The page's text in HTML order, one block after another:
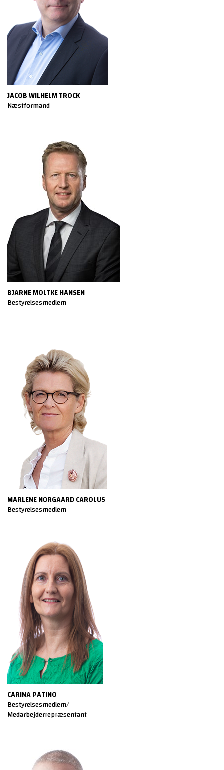
JACOB WILHELM TROCK
Næstformand
BJARNE MOLTKE HANSEN
Bestyrelsesmedlem
MARLENE NØRGAARD CAROLUS
Bestyrelsesmedlem
CARINA PATINO
Bestyrelsesmedlem/
Medarbejderrepræsentant
FÅ ET TILBUD PÅ ASFALTARBEJDE